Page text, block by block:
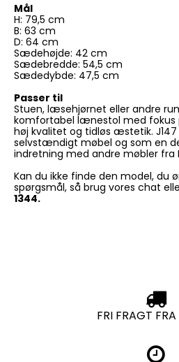
Mål
H: 79,5 cm
B: 63 cm
D: 64 cm
Sædehøjde: 42 cm
Sædebredde: 54,5 cm
Sædedybde: 47,5 cm
Passer til
Stuen, læsehjørnet eller andre
komfortabel lænestol med fokus
høj kvalitet og tidløs æstetik.
selvstændigt møbel og som en
indretning med andre møbler fra
Kan du ikke finde den model, du
spørgsmål, så brug vores chat
1344.
FRI FRAGT